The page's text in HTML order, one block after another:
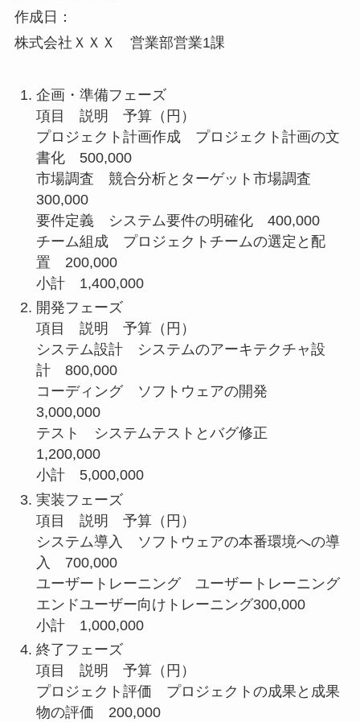
作成日：
株式会社ＸＸＸ 営業部営業1課
企画・準備フェーズ
項目 説明 予算（円）
プロジェクト計画作成 プロジェクト計画の文
書化 500,000
市場調査 競合分析とターゲット市場調査
300,000
要件定義 システム要件の明確化 400,000
チーム組成 プロジェクトチームの選定と配
置 200,000
小計 1,400,000
開発フェーズ
項目 説明 予算（円）
システム設計 システムのアーキテクチャ設
計 800,000
コーディング ソフトウェアの開発
3,000,000
テスト システムテストとバグ修正
1,200,000
小計 5,000,000
実装フェーズ
項目 説明 予算（円）
システム導入 ソフトウェアの本番環境への導
入 700,000
ユーザートレーニング ユーザートレーニング
エンドユーザー向けトレーニング300,000
小計 1,000,000
終了フェーズ
項目 説明 予算（円）
プロジェクト評価 プロジェクトの成果と成果
物の評価 200,000